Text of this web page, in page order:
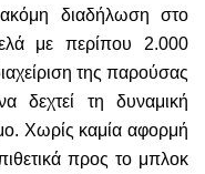
διαδήλωση στο
με περίπου 2.000
της παρούσας
δεχτεί τη δυναμική
Χωρίς καμία αφορμή
προς το μπλοκ